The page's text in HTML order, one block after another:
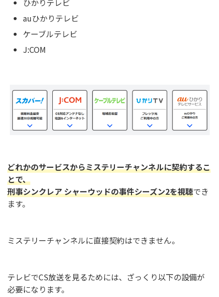
ひかりテレビ
auひかりテレビ
ケーブルテレビ
J:COM
どれかのサービスからミステリーチャンネルに契約するこ
とで、
刑事シンクレア シャーウッドの事件シーズン2を視聴でき
ます。
ミステリーチャンネルに直接契約はできません。
テレビでCS放送を見るためには、ざっくり以下の設備が
必要になります。